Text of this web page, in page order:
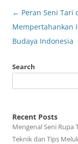
Post
navigation
← Peran Seni Tari
Mempertahankan
Budaya Indonesia
Search
Recent Posts
Mengenal Seni Rupa
Teknik dan Tips